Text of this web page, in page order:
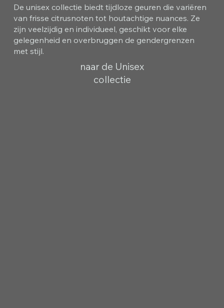
De unisex collectie biedt tijdloze geuren die variëren
van frisse citrusnoten tot houtachtige nuances. Ze
zijn veelzijdig en individueel, geschikt voor elke
gelegenheid en overbruggen de gendergrenzen
met stijl.
naar de Unisex
collectie